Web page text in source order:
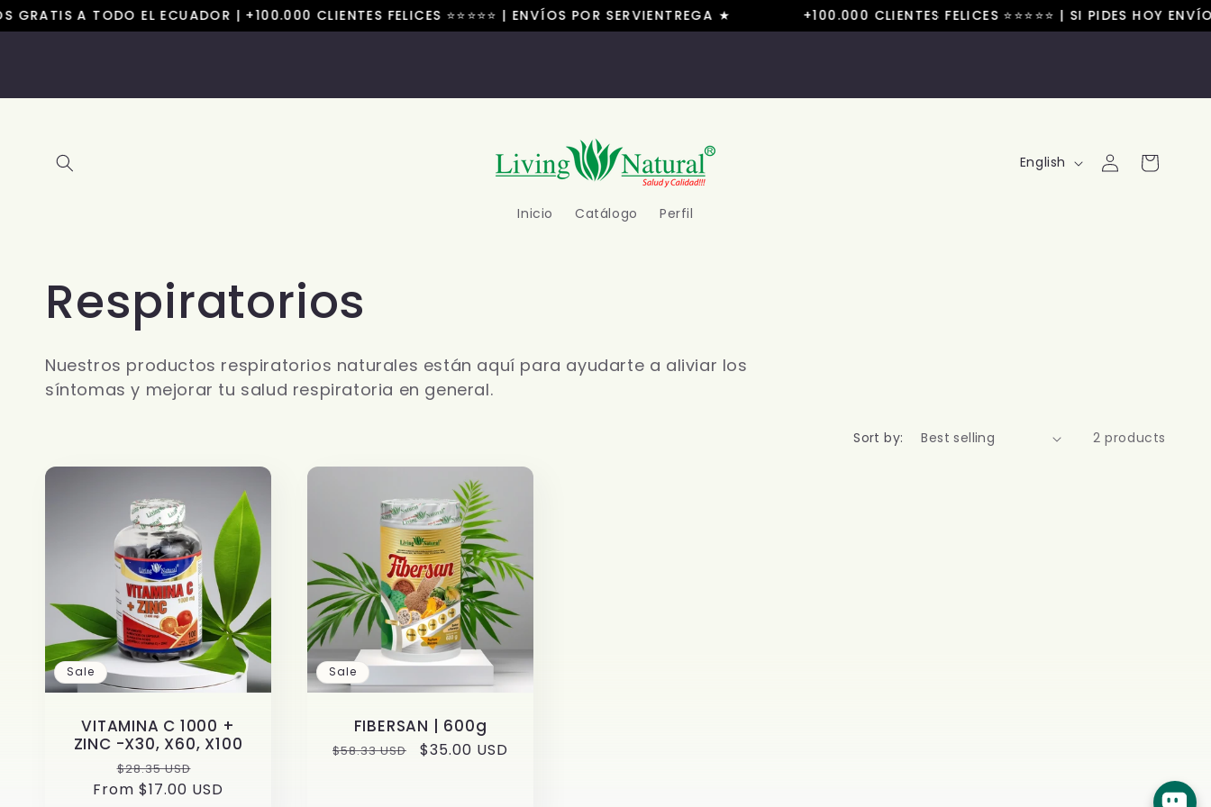
Skip to
content
A TODO EL ECUADOR | +100.000 CLIENTES FELICES ⭐⭐⭐⭐⭐ | ENVÍOS POR SERVIENTREGA ★ +100.000 CLIENTES FELICES ⭐⭐⭐⭐⭐ | SI PIDES HOY
Inicio Catálogo Perfil
LEnglish
Log
in
Cart
C
o
l
l
e
c
t
i
Respiratorios
Nuestros productos respiratorios naturales están aquí para ayudarte a aliviar los
síntomas y mejorar tu salud respiratoria en general.
Sort by: 2 products
Sale
VITAMINA C 1000 +
ZINC -X30, X60, X100
Regular
price
$28.35 USD
price
From $17.00 USD
Sale
FIBERSAN | 600g
Regular
$58.33 USD
Sale
$35.00 USD